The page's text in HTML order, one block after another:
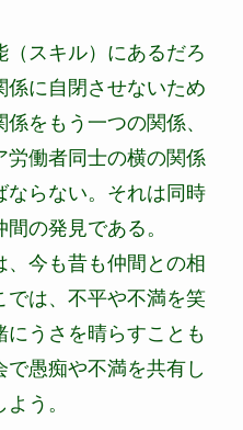
スキル）にあるだろ
係に自閉させないため
をもう一つの関係、
労働者同士の横の関係
ならない。それは同時
の発見である。
今も昔も仲間との相
では、不平や不満を笑
うさを晴らすことも
愚痴や不満を共有し
う。